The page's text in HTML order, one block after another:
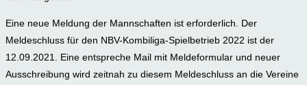
Eine neue Meldung der Mannschaften ist erforderlich. Der
Meldeschluss für den NBV-Kombiliga-Spielbetrieb 2022 ist der
12.09.2021. Eine entspreche Mail mit Meldeformular und neuer
Ausschreibung wird zeitnah zu diesem Meldeschluss an die Vereine